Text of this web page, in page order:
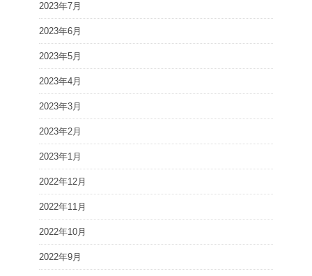
2023年7月
2023年6月
2023年5月
2023年4月
2023年3月
2023年2月
2023年1月
2022年12月
2022年11月
2022年10月
2022年9月